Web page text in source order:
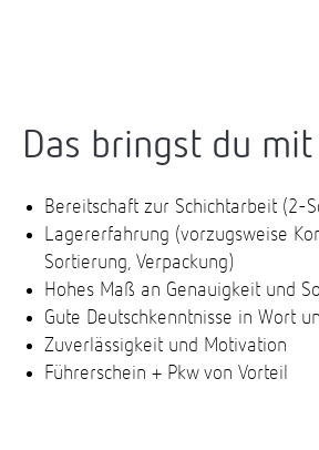
Das bringst du mit
Bereitschaft zur Schichtarbeit (2-
Lagererfahrung (vorzugsweise
Sortierung, Verpackung)
Hohes Maß an Genauigkeit und
Gute Deutschkenntnisse in Wort
Zuverlässigkeit und Motivation
Führerschein + Pkw von Vorteil